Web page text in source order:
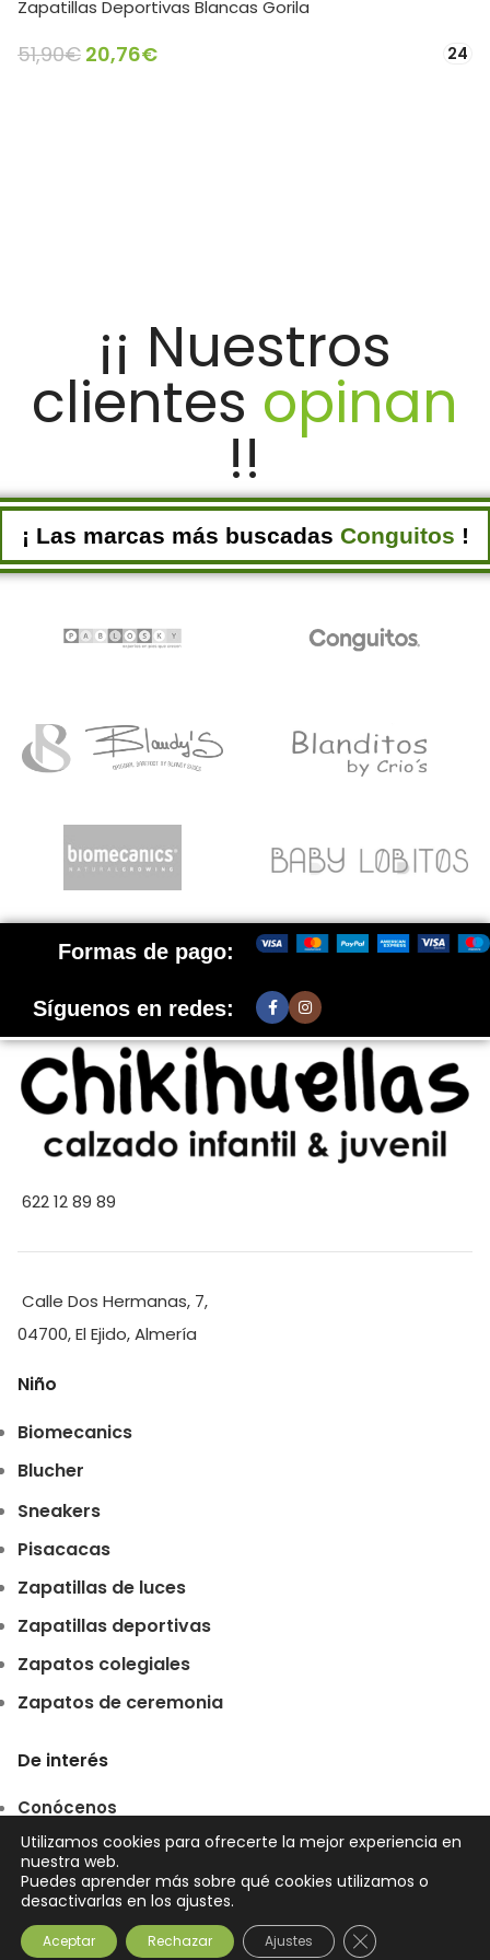
Zapatillas Deportivas Blancas Gorila
51,90€ 20,76€ 24
¡¡ Nuestros
clientes opinan
!!
¡ Las marcas más buscadas Conguitos !
Formas de pago:
Síguenos en redes:
622 12 89 89
Calle Dos Hermanas, 7,
04700, El Ejido, Almería
Niño
Biomecanics
Blucher
Sneakers
Pisacacas
Zapatillas de luces
Zapatillas deportivas
Zapatos colegiales
Zapatos de ceremonia
De interés
Conócenos
Dónde estamos
Preguntas frecuentes
Términos y condiciones de venta
Utilizamos cookies para ofrecerte la mejor experiencia en
nuestra web.
Puedes aprender más sobre qué cookies utilizamos o
desactivarlas en los ajustes.
Aceptar Rechazar Ajustes Cerrar el banner